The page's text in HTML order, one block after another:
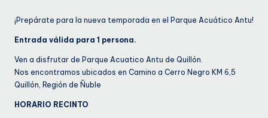
¡Prepárate para la nueva temporada en el Parque Acuático Antu!
Entrada válida para 1 persona.
Ven a disfrutar de Parque Acuatico Antu de Quillón.
Nos encontramos ubicados en Camino a Cerro Negro KM 6,5
Quillón, Región de Ñuble
HORARIO RECINTO